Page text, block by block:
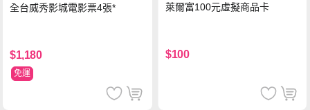
全台威秀影城電影票4張*
$1,180
免運
萊爾富100元虛擬商品卡
$100